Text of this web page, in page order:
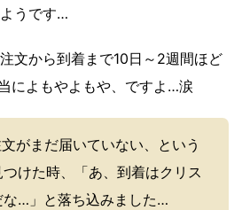
うです…
文から到着まで10日～2週間ほど
によもやよもや、ですよ…涙
文がまだ届いていない、という
けた時、「あ、到着はクリス
な…」と落ち込みました…